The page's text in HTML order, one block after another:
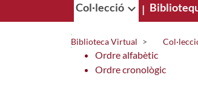
Col·lecció |
Biblioteca Virtual
Ordre alfabètic
Ordre cronològic